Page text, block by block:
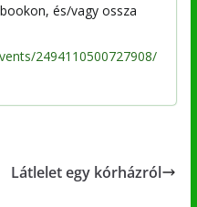
és/vagy ossza
2494110500727908/
Látlelet egy kórházról